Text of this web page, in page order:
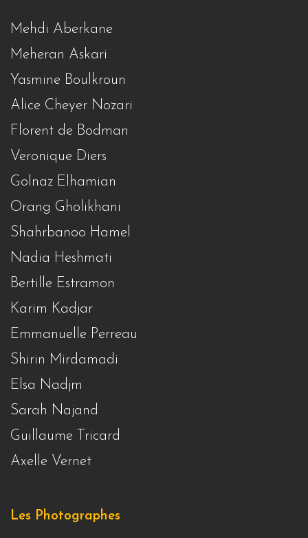
Mehdi Aberkane
Meheran Askari
Yasmine Boulkroun
Alice Cheyer Nozari
Florent de Bodman
Veronique Diers
Golnaz Elhamian
Orang Gholikhani
Shahrbanoo Hamel
Nadia Heshmati
Bertille Estramon
Karim Kadjar
Emmanuelle Perreau
Shirin Mirdamadi
Elsa Nadjm
Sarah Najand
Guillaume Tricard
Axelle Vernet
Les Photographes